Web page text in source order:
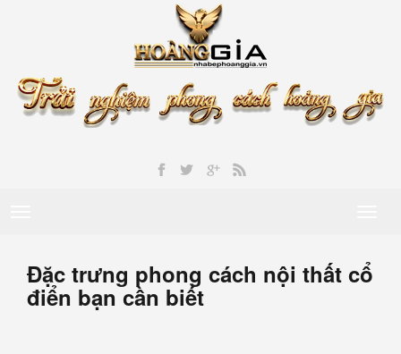
Đặc trưng phong cách nội thất cổ
điển bạn cần biết